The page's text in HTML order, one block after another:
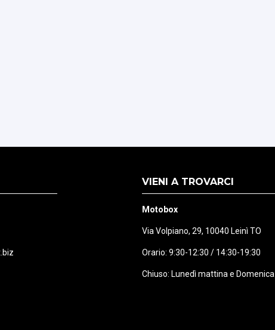
VIENI A TROVARCI
Motobox
Via Volpiano, 29, 10040 Leinì TO
Orario: 9:30-12:30 / 14:30-19:30
Chiuso: Lunedì mattina e Domenica